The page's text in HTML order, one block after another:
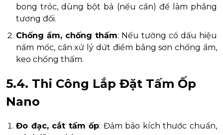
bong tróc, dùng bột bả (nếu cần) để làm phẳng
tương đối.
Chống ẩm, chống thấm: Nếu tường có dấu hiệu
nấm mốc, cần xử lý dứt điểm bằng sơn chống ẩm,
keo chống thấm.
5.4. Thi Công Lắp Đặt Tấm Ốp
Nano
Đo đạc, cắt tấm ốp: Đảm bảo kích thước chuẩn,